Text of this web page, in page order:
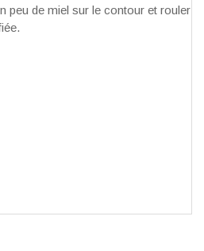
peu de miel sur le contour et rouler